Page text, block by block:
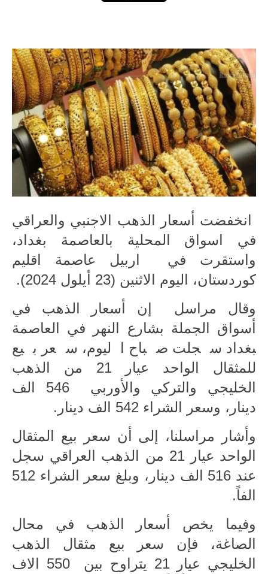
القروض والسلف
المنح المالية
قطع الاراضي
اخبار العراق
الاخبار السياسية
الاخبار الاقتصادية
الاخبار الرياضية
المدارس
اخبار وقرارات وزارة التربية
نتائج الامتحانات
المرحلة الابتدائية
المرحلة المتوسطة
اسئلة وزارية
المرحلة الابتدائية
المرحلة الاعدادية
مرشحات
انخفضت أسعار الذهب الاجنبي والعراقي
في اسواق المحلية بالعاصمة بغداد،
واستقرت في اربيل عاصمة اقليم
كوردستان، اليوم الاثنين (23 أيلول 2024).
وقال مراسل إن أسعار الذهب في
أسواق الجملة ب‍‍‍شارع النهر في العاصمة
‍‍بغداد سجلت صباح اليوم، سعر بيع
للمثقال الواحد عيار 21 من الذهب
الخليجي والتركي والأوربي 546 الف
دينار، وسعر الشراء 542 الف دينار.
وأشار مراسلنا، إلى أن سعر بيع المثقال
الواحد عيار 21 من الذهب العراقي سجل
عند 516 الف دينار، وبلغ سعر الشراء 512
الفاً.
وفيما يخص أسعار الذهب في محال
الصاغة، فإن سعر بيع مثقال الذهب
الخليجي عيار 21 يتراوح بين 550 الاف